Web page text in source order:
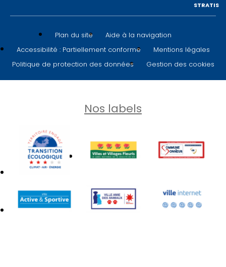
Plan du site
Aide à la navigation
Accessibilité : Partiellement conforme
Mentions légales
Politique de protection des données
Gestion des cookies
STRATIS
Nos labels